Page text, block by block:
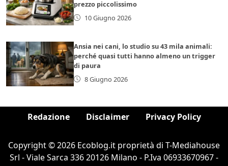
prezzo piccolissimo
10 Giugno 2026
Ansia nei cani, lo studio su 43 mila animali:
perché quasi tutti hanno almeno un trigger
di paura
8 Giugno 2026
Redazione Disclaimer Privacy Policy
Copyright © 2026 Ecoblog.it proprietà di T-Mediahouse
Srl - Viale Sarca 336 20126 Milano - P.Iva 06933670967 -